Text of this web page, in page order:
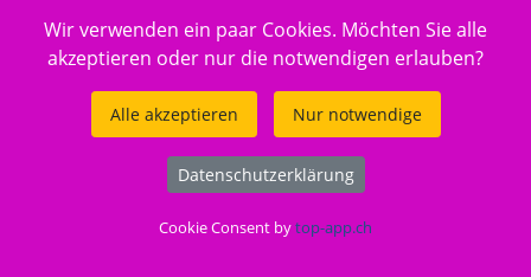
Gut zu wissen
GruenePunkt
Wir verwenden ein paar Cookies. Möchten Sie alle
akzeptieren oder nur die notwendigen erlauben?
Alle akzeptieren Nur notwendige
Datenschutzerklärung
Cookie Consent bytop-app.ch